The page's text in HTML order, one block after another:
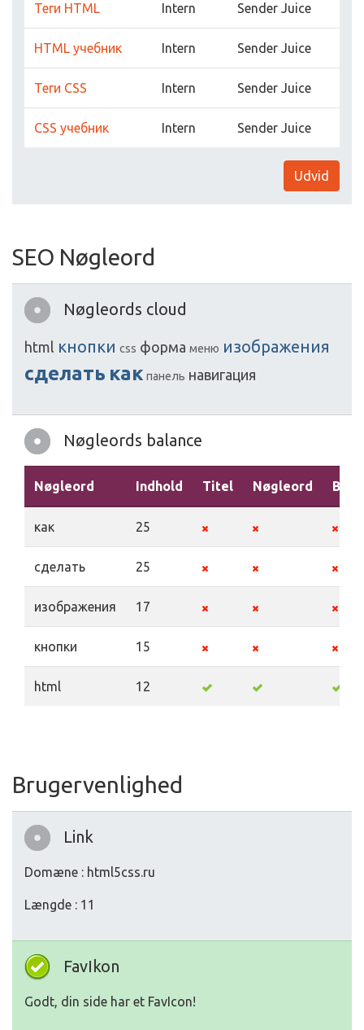
Теги HTML Intern Sender Juice
HTML учебник Intern Sender Juice
Теги CSS Intern Sender Juice
CSS учебник Intern Sender Juice
Udvid
SEO Nøgleord
Nøgleords cloud
html кнопки css форма меню изображения
сделать как панель навигация
Nøgleords balance
Nøgleord Indhold Titel Nøgleord
как 25
сделать 25
изображения 17
кнопки 15
html 12
Brugervenlighed
Link
Domæne : html5css.ru
Længde : 11
FavIkon
Godt, din side har et FavIcon!